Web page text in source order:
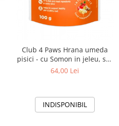
Club 4 Paws Hrana umeda
pisici - cu Somon in jeleu, set
24*100g
64,00 Lei
INDISPONIBIL